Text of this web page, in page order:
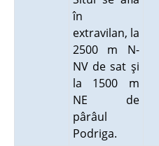
în
extravilan, la
2500 m N-
NV de sat şi
la 1500 m
NE de
pârâul
Podriga.